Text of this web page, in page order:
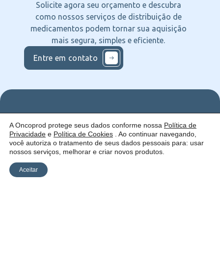
Solicite agora seu orçamento e descubra
como nossos serviços de distribuição de
medicamentos podem tornar sua aquisição
mais segura, simples e eficiente.
Entre em contato
Uma empresa:
Quem
somos
Como
atuamos
ofercemos
Serviços
Catálogo
Siga
nas
Redes
A Oncoprod protege seus dados conforme nossa Política de
Privacidade e Política de Cookies . Ao continuar navegando,
você autoriza o tratamento de seus dados pessoais para: usar
nossos serviços, melhorar e criar novos produtos.
Aceitar